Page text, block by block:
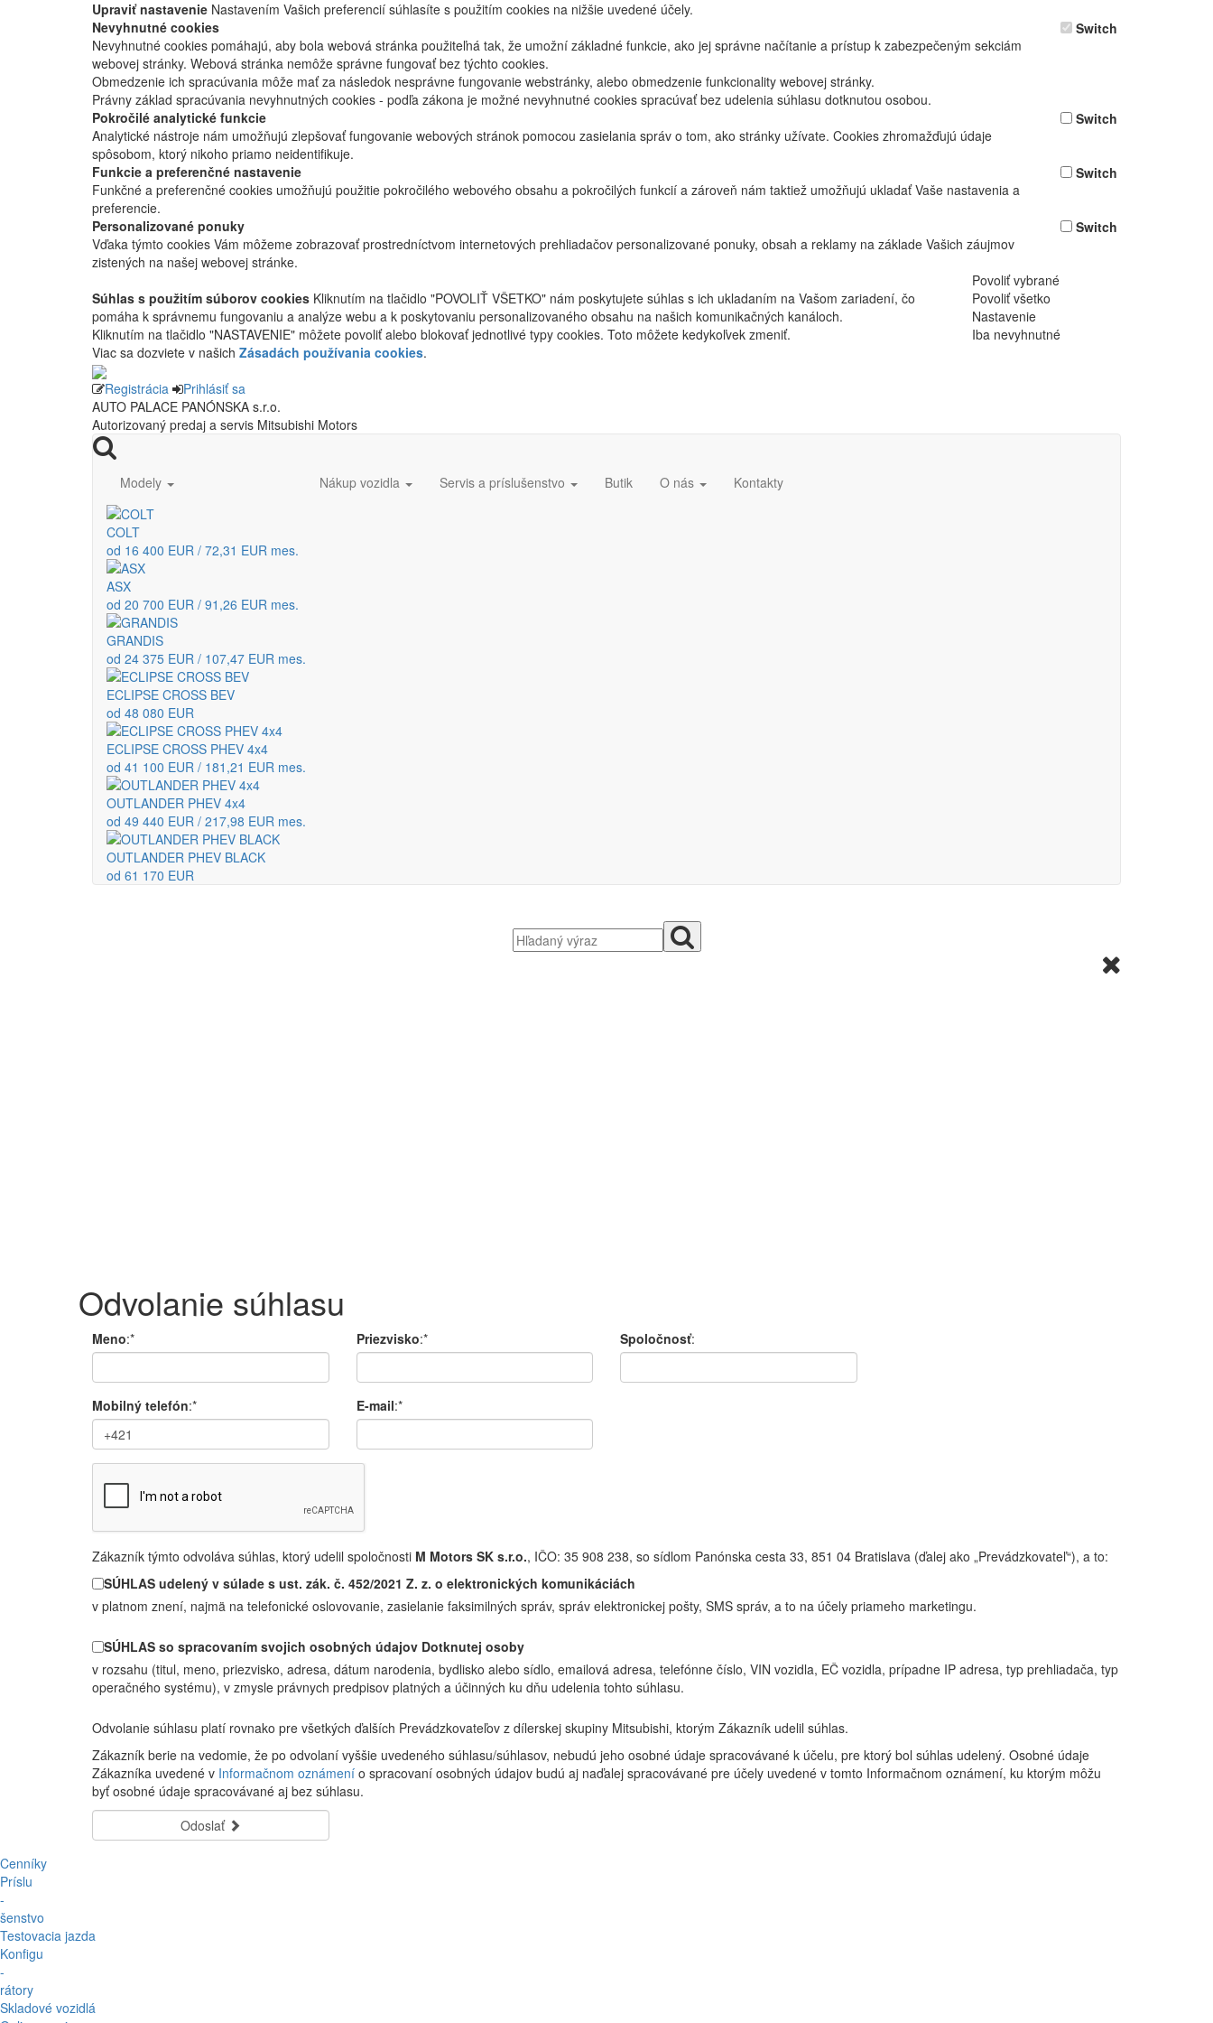
Upraviť nastavenie Nastavením Vašich preferencií súhlasíte s použitím cookies na nižšie uvedené účely.
Nevyhnutné cookies
Nevyhnutné cookies pomáhajú, aby bola webová stránka použiteľná tak, že umožní základné funkcie, ako jej správne načítanie a prístup k zabezpečeným sekciám
webovej stránky. Webová stránka nemôže správne fungovať bez týchto cookies.
Obmedzenie ich spracúvania môže mať za následok nesprávne fungovanie webstránky, alebo obmedzenie funkcionality webovej stránky.
Právny základ spracúvania nevyhnutných cookies - podľa zákona je možné nevyhnutné cookies spracúvať bez udelenia súhlasu dotknutou osobou.
Switch
Pokročilé analytické funkcie
Analytické nástroje nám umožňujú zlepšovať fungovanie webových stránok pomocou zasielania správ o tom, ako stránky užívate. Cookies zhromažďujú údaje
spôsobom, ktorý nikoho priamo neidentifikuje.
Switch
Funkcie a preferenčné nastavenie
Funkčné a preferenčné cookies umožňujú použitie pokročilého webového obsahu a pokročilých funkcií a zároveň nám taktiež umožňujú ukladať Vaše nastavenia a
preferencie.
Switch
Personalizované ponuky
Vďaka týmto cookies Vám môžeme zobrazovať prostredníctvom internetových prehliadačov personalizované ponuky, obsah a reklamy na základe Vašich záujmov
zistených na našej webovej stránke.
Switch
Povoliť vybrané
Súhlas s použitím súborov cookies Kliknutím na tlačidlo "POVOLIŤ VŠETKO" nám poskytujete súhlas s ich ukladaním na Vašom zariadení, čo
pomáha k správnemu fungovaniu a analýze webu a k poskytovaniu personalizovaného obsahu na našich komunikačných kanáloch.
Kliknutím na tlačidlo "NASTAVENIE" môžete povoliť alebo blokovať jednotlivé typy cookies. Toto môžete kedykoľvek zmeniť.
Viac sa dozviete v našich Zásadách používania cookies.
Povoliť všetko
Nastavenie
Iba nevyhnutné
Registrácia
Prihlásiť sa
AUTO PALACE PANÓNSKA s.r.o.
Autorizovaný predaj a servis Mitsubishi Motors
Modely
COLT
od 16 400 EUR / 72,31 EUR mes.
ASX
od 20 700 EUR / 91,26 EUR mes.
GRANDIS
od 24 375 EUR / 107,47 EUR mes.
ECLIPSE CROSS BEV
od 48 080 EUR
ECLIPSE CROSS PHEV 4x4
od 41 100 EUR / 181,21 EUR mes.
OUTLANDER PHEV 4x4
od 49 440 EUR / 217,98 EUR mes.
OUTLANDER PHEV BLACK
od 61 170 EUR
Nákup vozidla Servis a príslušenstvo Butik O nás Kontakty
Odvolanie súhlasu
Meno:* Priezvisko:* Spoločnosť:
Mobilný telefón:* E-mail:*
Zákazník týmto odvoláva súhlas, ktorý udelil spoločnosti M Motors SK s.r.o., IČO: 35 908 238, so sídlom Panónska cesta 33, 851 04 Bratislava (ďalej ako „Prevádzkovateľ“), a to:
SÚHLAS udelený v súlade s ust. zák. č. 452/2021 Z. z. o elektronických komunikáciách
v platnom znení, najmä na telefonické oslovovanie, zasielanie faksimilných správ, správ elektronickej pošty, SMS správ, a to na účely priameho marketingu.
SÚHLAS so spracovaním svojich osobných údajov Dotknutej osoby
v rozsahu (titul, meno, priezvisko, adresa, dátum narodenia, bydlisko alebo sídlo, emailová adresa, telefónne číslo, VIN vozidla, EČ vozidla, prípadne IP adresa, typ prehliadača, typ
operačného systému), v zmysle právnych predpisov platných a účinných ku dňu udelenia tohto súhlasu.
Odvolanie súhlasu platí rovnako pre všetkých ďalších Prevádzkovateľov z dílerskej skupiny Mitsubishi, ktorým Zákazník udelil súhlas.
Zákazník berie na vedomie, že po odvolaní vyššie uvedeného súhlasu/súhlasov, nebudú jeho osobné údaje spracovávané k účelu, pre ktorý bol súhlas udelený. Osobné údaje
Zákazníka uvedené v Informačnom oznámení o spracovaní osobných údajov budú aj naďalej spracovávané pre účely uvedené v tomto Informačnom oznámení, ku ktorým môžu
byť osobné údaje spracovávané aj bez súhlasu.
Odoslať
Cenníky
Príslu
-
šenstvo
Testovacia jazda
Konfigu
-
rátory
Skladové vozidlá